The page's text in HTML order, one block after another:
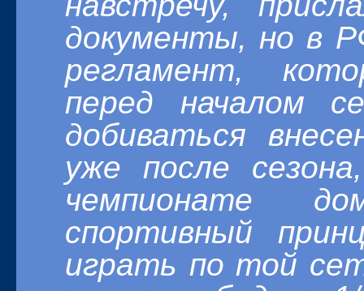
документы, но в
регламент,
перед началом
добиваться
уже после
чемпионате
спортивный
играть по той